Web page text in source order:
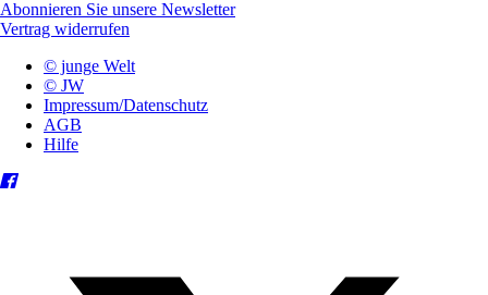
Abonnieren Sie unsere Newsletter
Vertrag widerrufen
© junge Welt
© JW
Impressum/Datenschutz
AGB
Hilfe